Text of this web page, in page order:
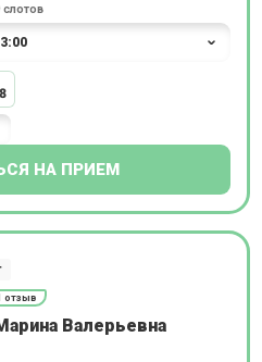
слотов
НА ПРИЕМ
отзыв
Валерьевна